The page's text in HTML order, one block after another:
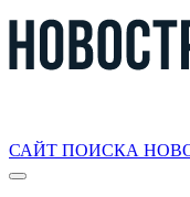
САЙТ ПОИСКА